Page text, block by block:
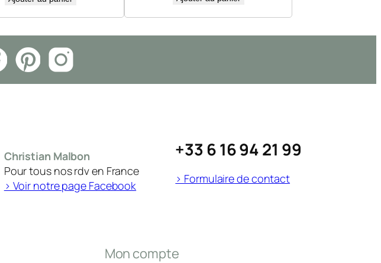
Christian Malbon
Pour tous nos rdv en France
> Voir notre page Facebook
+33 6 16 94 21 99
> Formulaire de contact
Mon compte